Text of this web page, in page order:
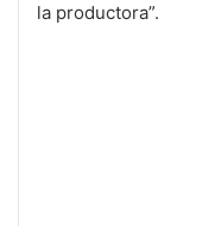
la productora”.